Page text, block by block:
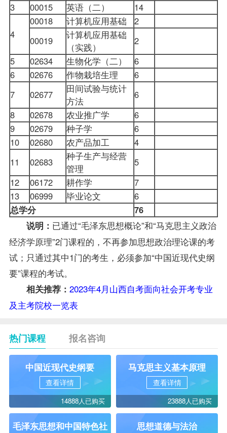
3
00015 英语（二） 14
4
00018 计算机应用基础
2
00019
计算机应用基础
（实践）
2
5
02634 生物化学（二）
6
6
02676 作物栽培生理
6
7
02677
田间试验与统计
方法
6
8
02678 农业推广学
6
9
02679 种子学
6
10
02680 农产品加工
4
11
02683
种子生产与经营
管理
5
12
06172 耕作学
7
13
06999 毕业论文
6
总学分
76
说明： 已通过“毛泽东思想概论”和“马克思主义政治
经济学原理”2门课程的，不再参加思想政治理论课的考
试；只通过其中1门的考生，必须参加“中国近现代史纲
要”课程的考试。
相关推荐： 2023年4月山西自考面向社会开考专业
及主考院校一览表
热门课程 报名咨询
中国近现代史纲要
查看详情
14888人已购买
马克思主义基本原理
查看详情
23888人已购买
毛泽东思想和中国特色社
思想道德与法治